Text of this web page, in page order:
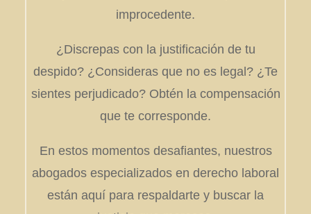
improcedente.
¿Discrepas con la justificación de tu
despido? ¿Consideras que no es legal? ¿Te
sientes perjudicado? Obtén la compensación
que te corresponde.
En estos momentos desafiantes, nuestros
abogados especializados en derecho laboral
están aquí para respaldarte y buscar la